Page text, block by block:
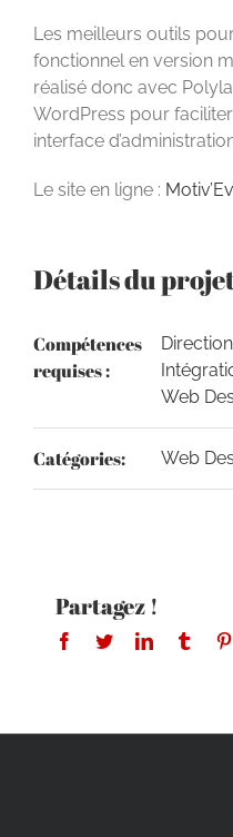
Les meilleurs outils
fonctionnel en version
réalisé donc avec
WordPress pour
interface
Le site en ligne :
Détails du
Compétences
requises :
Web
Catégories: Web
Partagez !
Facebook
TwitterLinkedInTumblr